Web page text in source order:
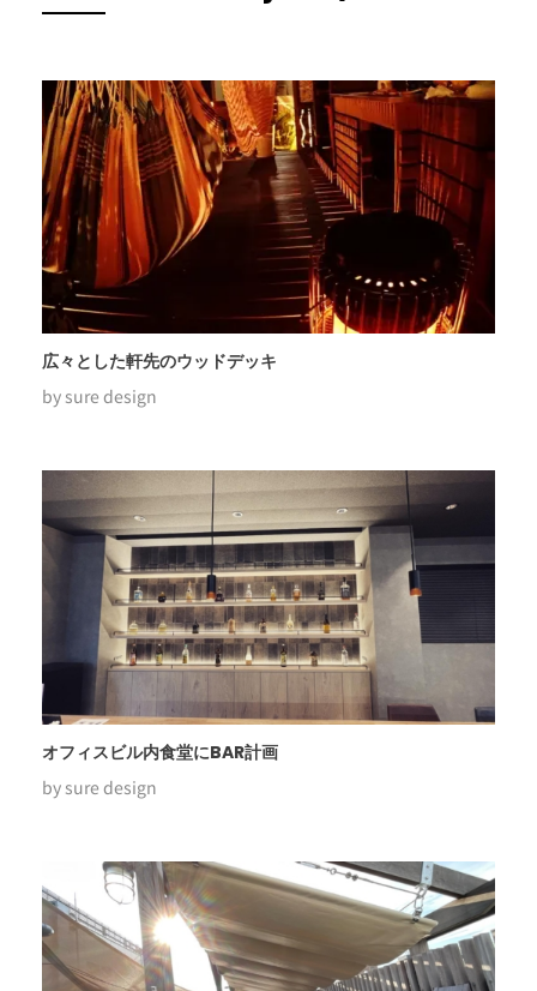
広々とした軒先のウッドデッキ
by sure design
オフィスビル内食堂にBAR計画
by sure design